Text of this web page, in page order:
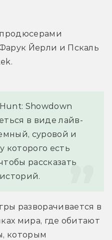
Йерли и Пскаль
Showdown
в виде лайв-
суровой и
которого есть
рассказать
разворачивается в
мира, где обитают
которым